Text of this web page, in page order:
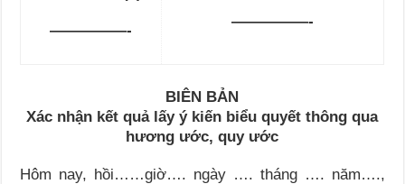
—————-
—————-
BIÊN BẢN
Xác nhận kết quả lấy ý kiến biểu quyết thông qua
hương ước, quy ước
Hôm nay, hồi……giờ…. ngày …. tháng …. năm….,